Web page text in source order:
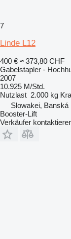
7
Linde L12
400 € ≈ 373,80 CHF
Gabelstapler -
2007
10.925 M/Std.
Nutzlast 2.000 kg
Slowakei, Banská
Booster-Lift
Verkäufer